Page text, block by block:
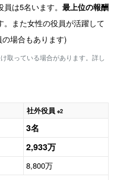
員は5名います。 最上位の報酬
また女性の役員が活躍して
場合もあります)
取っている場合があります。詳し
社外役員 ※2
3名
2,933万
8,800万